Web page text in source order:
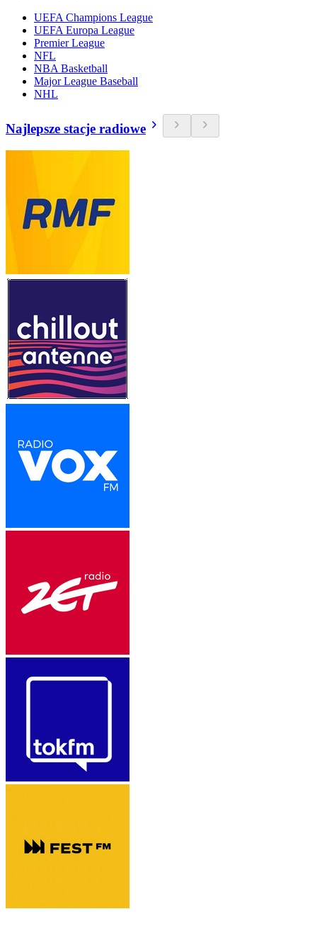
UEFA Champions League
UEFA Europa League
Premier League
NFL
NBA Basketball
Major League Baseball
NHL
Najlepsze stacje radiowe